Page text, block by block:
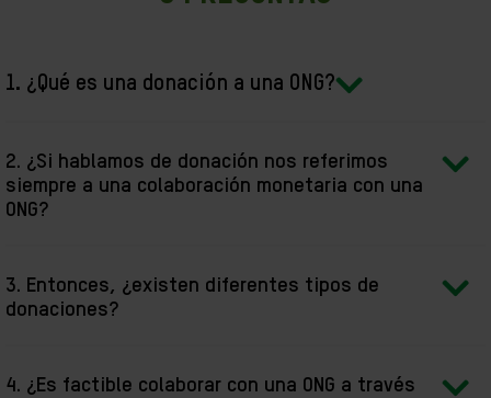
1. ¿Qué es una donación a una ONG?
2. ¿Si hablamos de donación nos referimos
siempre a una colaboración monetaria con una
ONG?
3. Entonces, ¿existen diferentes tipos de
donaciones?
4. ¿Es factible colaborar con una ONG a través